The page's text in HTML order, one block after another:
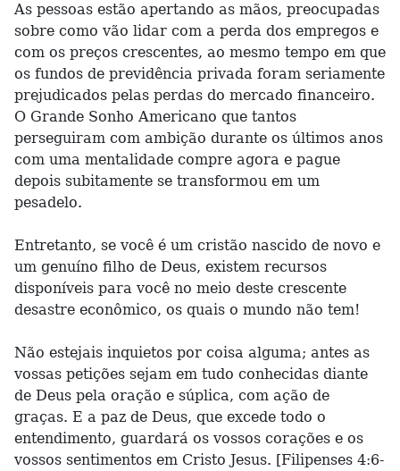
As pessoas estão apertando as mãos, preocupadas
sobre como vão lidar com a perda dos empregos e
com os preços crescentes, ao mesmo tempo em que
os fundos de previdência privada foram seriamente
prejudicados pelas perdas do mercado financeiro.
O Grande Sonho Americano que tantos
perseguiram com ambição durante os últimos anos
com uma mentalidade compre agora e pague
depois subitamente se transformou em um
pesadelo.
Entretanto, se você é um cristão nascido de novo e
um genuíno filho de Deus, existem recursos
disponíveis para você no meio deste crescente
desastre econômico, os quais o mundo não tem!
Não estejais inquietos por coisa alguma; antes as
vossas petições sejam em tudo conhecidas diante
de Deus pela oração e súplica, com ação de
graças. E a paz de Deus, que excede todo o
entendimento, guardará os vossos corações e os
vossos sentimentos em Cristo Jesus. [Filipenses 4:6-